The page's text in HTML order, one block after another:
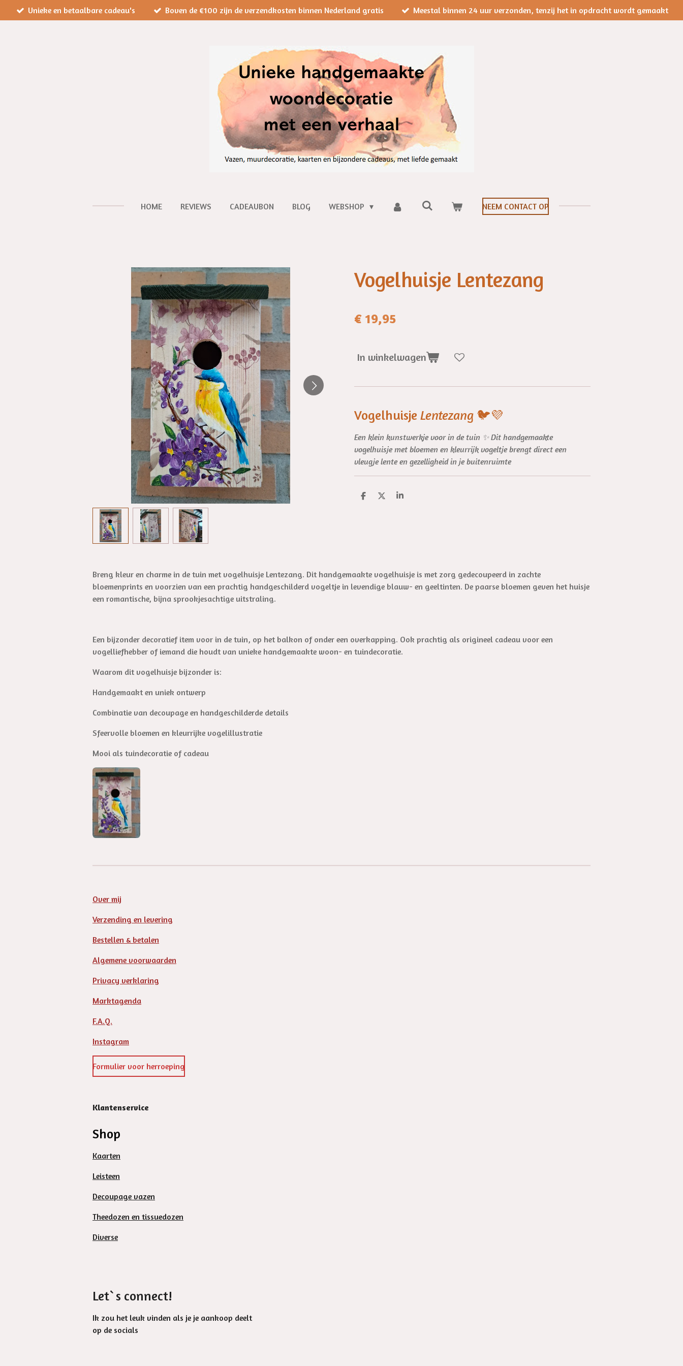
direct
Unieke en betaalbare cadeau's Boven de €100 zijn de verzendkosten binnen Nederland gratis Meestal binnen 24 uur verzonden, tenzij het in opdracht wordt gemaakt
HOME REVIEWS CADEAUBON BLOG WEBSHOP NEEM CONTACT OP
Vogelhuisje Lentezang
€ 19,95
In winkelwagen
Vogelhuisje Lentezang 🐦💜
Een klein kunstwerkje voor in de tuin ✨ Dit handgemaakte
vogelhuisje met bloemen en kleurrijk vogeltje brengt direct een
vleugje lente en gezelligheid in je buitenruimte
D
D
S
Breng kleur en charme in de tuin met vogelhuisje Lentezang. Dit handgemaakte vogelhuisje is met zorg gedecoupeerd in zachte
bloemenprints en voorzien van een prachtig handgeschilderd vogeltje in levendige blauw- en geeltinten. De paarse bloemen geven het huisje
een romantische, bijna sprookjesachtige uitstraling.
Een bijzonder decoratief item voor in de tuin, op het balkon of onder een overkapping. Ook prachtig als origineel cadeau voor een
vogelliefhebber of iemand die houdt van unieke handgemaakte woon- en tuindecoratie.
Waarom dit vogelhuisje bijzonder is:
Handgemaakt en uniek ontwerp
Combinatie van decoupage en handgeschilderde details
Sfeervolle bloemen en kleurrijke vogelillustratie
Mooi als tuindecoratie of cadeau
Over mij
Verzending en levering
Bestellen & betalen
Algemene voorwaarden
Privacy verklaring
Marktagenda
F.A.Q.
Instagram
Formulier voor herroeping
Klantenservice
Shop
Kaarten
Leisteen
Decoupage vazen
Theedozen en tissuedozen
Diverse
Let`s connect!
Ik zou het leuk vinden als je je aankoop deelt
op de socials